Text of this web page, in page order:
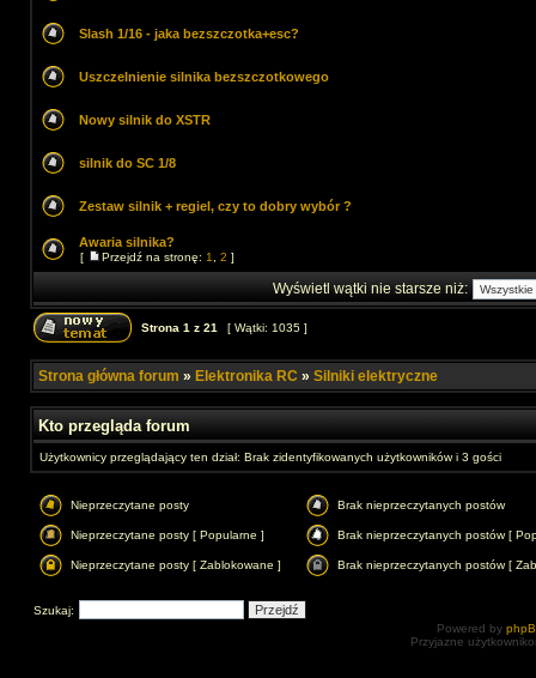
Slash 1/16 - jaka bezszczotka+esc?
Uszczelnienie silnika bezszczotkowego
Nowy silnik do XSTR
silnik do SC 1/8
Zestaw silnik + regiel, czy to dobry wybór ?
Awaria silnika?
[ Przejdź na stronę: 1 2 ]
Wyświetl wątki nie starsze niż:
Strona 1 z 21 [ Wątki: 1035 ]
Strona główna forum » Elektronika RC » Silniki elektryczne
Kto przegląda forum
Użytkownicy przeglądający ten dział: Brak zidentyfikowanych użytkowników i 3 gości
Nieprzeczytane posty Brak nieprzeczytanych postów
Nieprzeczytane posty [ Popularne ] Brak nieprzeczytanych postów [
Nieprzeczytane posty [ Zablokowane ] Brak nieprzeczytanych postów [
Szukaj:
Powered by
Przyjazne